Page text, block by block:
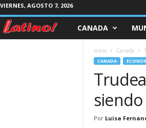
VIERNES, AGOSTO 7, 2026
CANADA
Inicio Canada
CANADA
Por Luisa